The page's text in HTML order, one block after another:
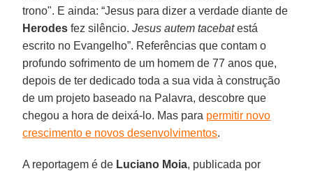
trono". E ainda: “Jesus para dizer a verdade diante de
Herodes fez silêncio.Jesus autem tacebatestá
escrito no Evangelho”. Referências que contam o
profundo sofrimento de um homem de 77 anos que,
depois de ter dedicado toda a sua vida à construção
de um projeto baseado na Palavra, descobre que
chegou a hora de deixá-lo. Mas para permitir novo
crescimento e novos desenvolvimentos.
A reportagem é de Luciano Moia, publicada por